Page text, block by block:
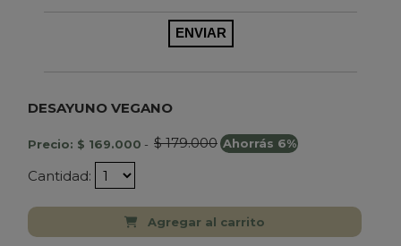
DESAYUNO VEGANO
Precio: $ 169.000 - $ 179.000 Ahorrás 6%
Cantidad:
Agregar al carrito